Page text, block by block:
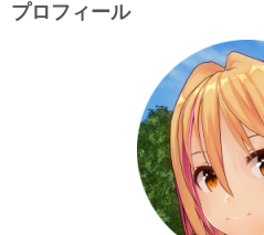
プロフィール